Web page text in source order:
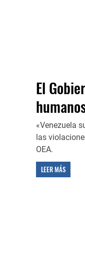
El
«Venezuela
las
OEA.
LEER MÁS